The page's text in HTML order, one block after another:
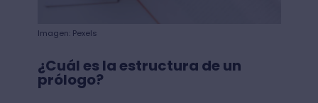
Imagen: Pexels
¿Cuál es la estructura de un
prólogo?